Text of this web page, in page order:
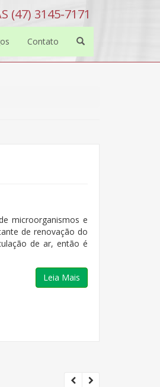
(47) 3145-7171
Contato
microorganismos e
de renovação do
de ar, então é
Leia Mais